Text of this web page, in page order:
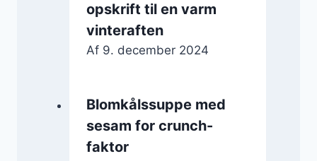
opskrift til en varm
vinteraften
Af 9. december 2024
Blomkålssuppe med
sesam for crunch-
faktor